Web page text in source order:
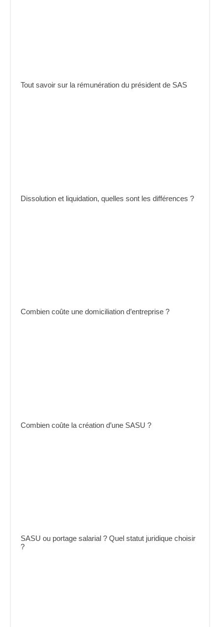
Tout savoir sur la rémunération du président de SAS
Dissolution et liquidation, quelles sont les différences ?
Combien coûte une domiciliation d’entreprise ?
Combien coûte la création d’une SASU ?
SASU ou portage salarial ? Quel statut juridique choisir
?